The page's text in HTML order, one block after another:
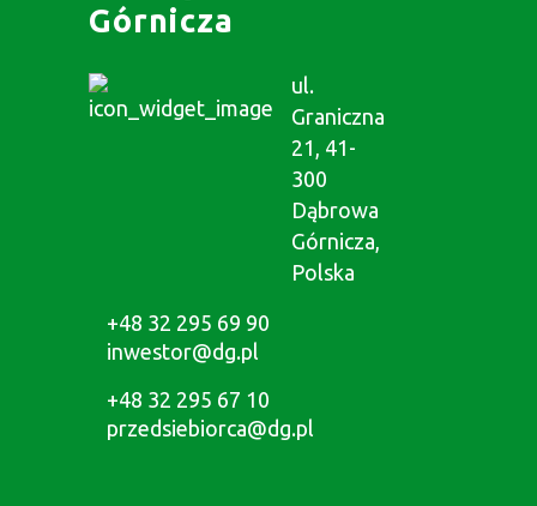
Górnicza
ul.
Graniczna
21, 41-
300
Dąbrowa
Górnicza,
Polska
+48 32 295 69 90
inwestor@dg.pl
+48 32 295 67 10
przedsiebiorca@dg.pl